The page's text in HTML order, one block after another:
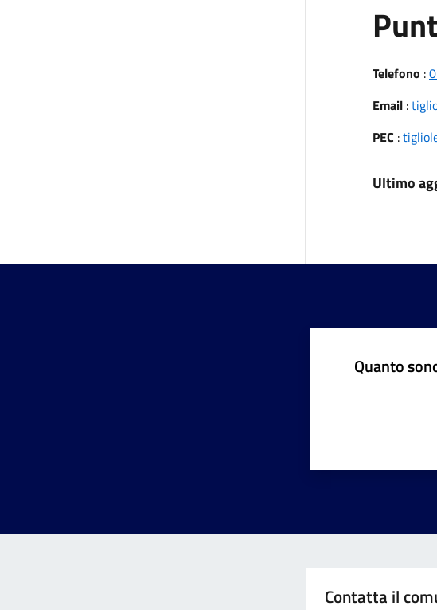
Telefono :
Email:
PEC :
Ultimo
Quanto
Contatta il